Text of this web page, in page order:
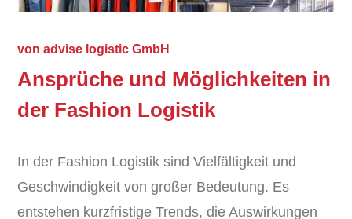
vonadvise logistic GmbH
Ansprüche und Möglichkeiten in
der Fashion Logistik
In der Fashion Logistik sind Vielfältigkeit und
Geschwindigkeit von großer Bedeutung. Es
entstehen kurzfristige Trends, die Auswirkungen